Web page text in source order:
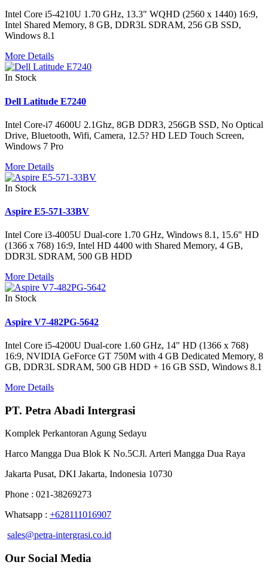
Intel Core i5-4210U 1.70 GHz, 13.3" WQHD (2560 x 1440) 16:9,
Intel Shared Memory, 8 GB, DDR3L SDRAM, 256 GB SSD,
Windows 8.1
More Details
In Stock
Dell Latitude E7240
Intel Core-i7 4600U 2.1Ghz, 8GB DDR3, 256GB SSD, No Optical
Drive, Bluetooth, Wifi, Camera, 12.5? HD LED Touch Screen,
Windows 7 Pro
More Details
In Stock
Aspire E5-571-33BV
Intel Core i3-4005U Dual-core 1.70 GHz, Windows 8.1, 15.6" HD
(1366 x 768) 16:9, Intel HD 4400 with Shared Memory, 4 GB,
DDR3L SDRAM, 500 GB HDD
More Details
In Stock
Aspire V7-482PG-5642
Intel Core i5-4200U Dual-core 1.60 GHz, 14" HD (1366 x 768)
16:9, NVIDIA GeForce GT 750M with 4 GB Dedicated Memory, 8
GB, DDR3L SDRAM, 500 GB HDD + 16 GB SSD, Windows 8.1
More Details
PT. Petra Abadi Intergrasi
Komplek Perkantoran Agung Sedayu
Harco Mangga Dua Blok K No.5CJl. Arteri Mangga Dua Raya
Jakarta Pusat, DKI Jakarta, Indonesia 10730
Phone : 021-38269273
Whatsapp : +628111016907
sales@petra-intergrasi.co.id
Our Social Media